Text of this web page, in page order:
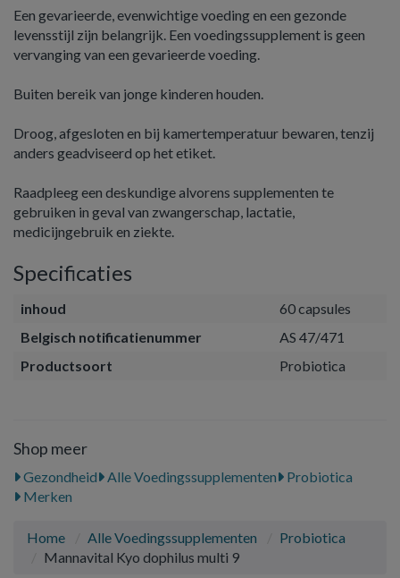
Een gevarieerde, evenwichtige voeding en een gezonde
levensstijl zijn belangrijk. Een voedingssupplement is geen
vervanging van een gevarieerde voeding.
Buiten bereik van jonge kinderen houden.
Droog, afgesloten en bij kamertemperatuur bewaren, tenzij
anders geadviseerd op het etiket.
Raadpleeg een deskundige alvorens supplementen te
gebruiken in geval van zwangerschap, lactatie,
medicijngebruik en ziekte.
Specificaties
inhoud
60 capsules
Belgisch notificatienummer
AS 47/471
Productsoort
Probiotica
Shop meer
Gezondheid Alle Voedingssupplementen
Probiotica
Merken
Home Alle Voedingssupplementen
Probiotica
Mannavital Kyo dophilus multi 9